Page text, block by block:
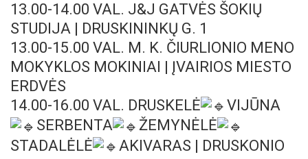
13.00-14.00 VAL. J&J GATVĖS ŠOKIŲ
STUDIJA | DRUSKININKŲ G. 1
13.00-15.00 VAL. M. K. ČIURLIONIO MENO
MOKYKLOS MOKINIAI | ĮVAIRIOS MIESTO
ERDVĖS
14.00-16.00 VAL. DRUSKELĖ
VIJŪNA
SERBENTA
ŽEMYNĖLĖ
STADALĖLĖ
AKIVARAS | DRUSKONIO